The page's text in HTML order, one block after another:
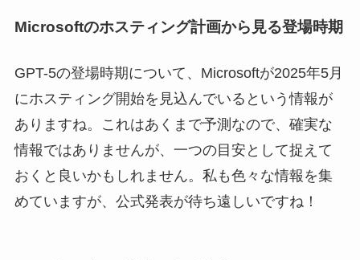
Microsoftのホスティング計画から見る登場時期
GPT-5の登場時期について、Microsoftが2025年5月
にホスティング開始を見込んでいるという情報が
ありますね。これはあくまで予測なので、確実な
情報ではありませんが、一つの目安として捉えて
おくと良いかもしれません。私も色々な情報を集
めていますが、公式発表が待ち遠しいですね！